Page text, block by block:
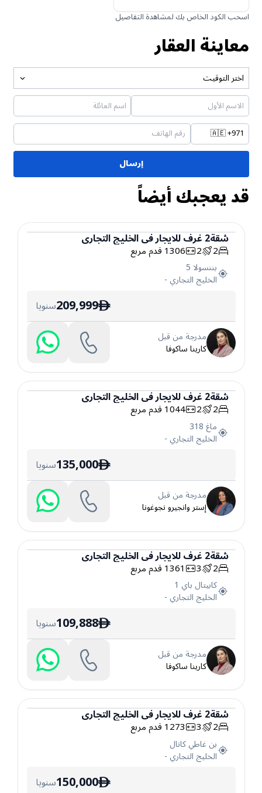
اسحب الكود الخاص بك لمشاهدة التفاصيل
معاينة العقار
اختر التوقيت
🇦🇪+971
إرسال
قد يعجبك أيضاً
شقة
شقة2غرفللايجارفيالخليج التجاري
2
2
1306قدم مربع
بننسولا 5
الخليج التجاري -
ê
209,999سنويا
مدرجة من قبل
كارينا ساكوفا
شقة
شقة2غرفللايجارفيالخليج التجاري
2
2
1044قدم مربع
ماغ 318
الخليج التجاري -
ê
135,000سنويا
مدرجة من قبل
إستر وانجيرو نجوغونا
شقة
شقة2غرفللايجارفيالخليج التجاري
2
3
1361قدم مربع
كابيتال باي 1
الخليج التجاري -
ê
109,888سنويا
مدرجة من قبل
كارينا ساكوفا
شقة
شقة2غرفللايجارفيالخليج التجاري
2
3
1273قدم مربع
بن غاطي كانال
الخليج التجاري -
ê
150,000سنويا